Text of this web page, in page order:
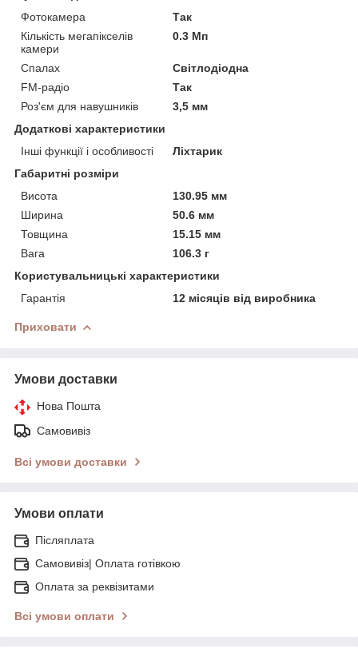
Фотокамера
Так
Кількість мегапікселів
камери
0.3 Мп
Спалах
Світлодіодна
FM-радіо
Так
Роз'єм для навушників
3,5 мм
Додаткові характеристики
Інші функції і особливості
Ліхтарик
Габаритні розміри
Висота
130.95 мм
Ширина
50.6 мм
Товщина
15.15 мм
Вага
106.3 г
Користувальницькі характеристики
Гарантія
12 місяців від виробника
Приховати
Умови доставки
Нова Пошта
Самовивіз
Всі умови доставки
Умови оплати
Післяплата
Самовивіз| Оплата готівкою
Оплата за реквізитами
Всі умови оплати